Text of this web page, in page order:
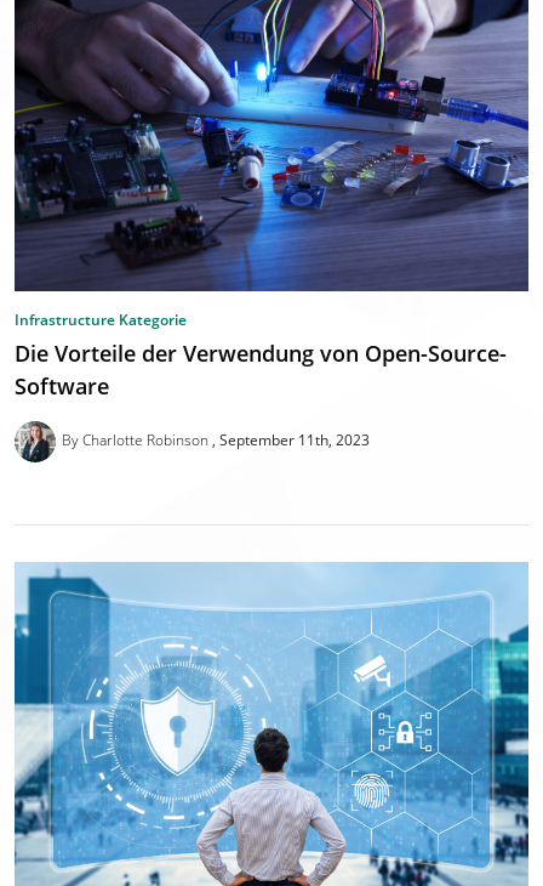
Infrastructure Kategorie
Die Vorteile der Verwendung von Open-Source-
Software
By Charlotte Robinson September 11th, 2023